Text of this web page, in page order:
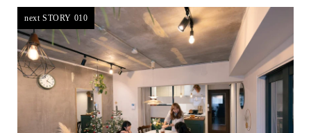
next STORY 010